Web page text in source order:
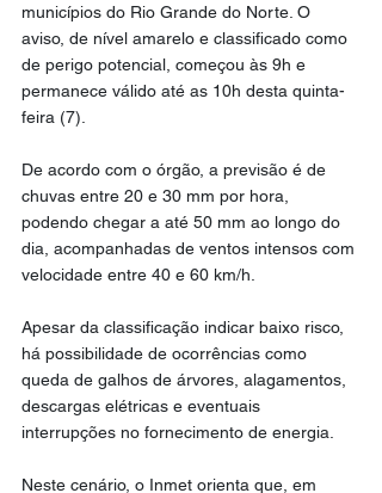
municípios do Rio Grande do Norte. O
aviso, de nível amarelo e classificado como
de perigo potencial, começou às 9h e
permanece válido até as 10h desta quinta-
feira (7).
De acordo com o órgão, a previsão é de
chuvas entre 20 e 30 mm por hora,
podendo chegar a até 50 mm ao longo do
dia, acompanhadas de ventos intensos com
velocidade entre 40 e 60 km/h.
Apesar da classificação indicar baixo risco,
há possibilidade de ocorrências como
queda de galhos de árvores, alagamentos,
descargas elétricas e eventuais
interrupções no fornecimento de energia.
Neste cenário, o Inmet orienta que, em